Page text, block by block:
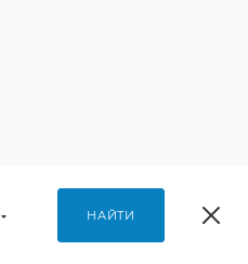
НАЙТИ